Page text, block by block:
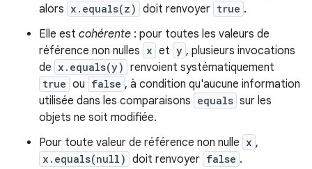
alors x.equals(z) doit renvoyer true .
Elle est cohérente : pour toutes les valeurs de
référence non nulles x et y , plusieurs invocations
de x.equals(y) renvoient systématiquement
true ou false , à condition qu'aucune information
utilisée dans les comparaisons equals sur les
objets ne soit modifiée.
Pour toute valeur de référence non nulle x ,
x.equals(null) doit renvoyer false .